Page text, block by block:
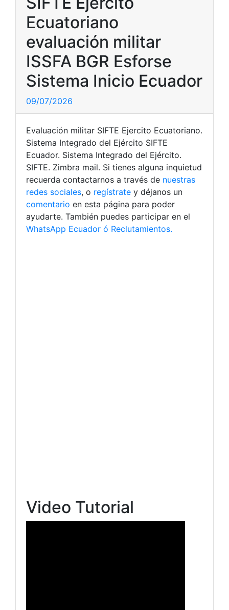
Ecuatoriano
evaluación militar
ISSFA BGR Esforse
Sistema Inicio Ecuador
09/07/2026
Evaluación militar SIFTE Ejercito Ecuatoriano.
Sistema Integrado del Ejército SIFTE
Ecuador. Sistema Integrado del Ejército.
SIFTE. Zimbra mail. Si tienes alguna inquietud
recuerda contactarnos a través de nuestras
redes sociales, o regístrate y déjanos un
comentario en esta página para poder
ayudarte. También puedes participar en el
WhatsApp Ecuador ó Reclutamientos.
Video Tutorial